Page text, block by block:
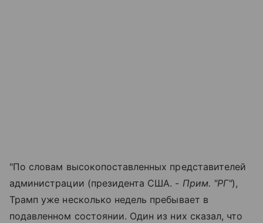
"По словам высокопоставленных представителей
администрации (президента США. - Прим. "РГ"),
Трамп уже несколько недель пребывает в
подавленном состоянии. Один из них сказал, что